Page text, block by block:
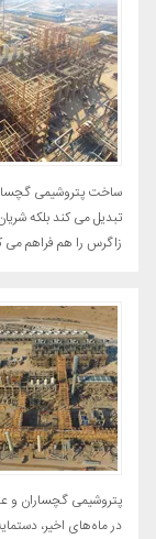
ساخت پتروشیمی
تبدیل می کند بلکه
زاگرس را هم فراهم می
پتروشیمی گچساران و
در ماه‌های اخیر،